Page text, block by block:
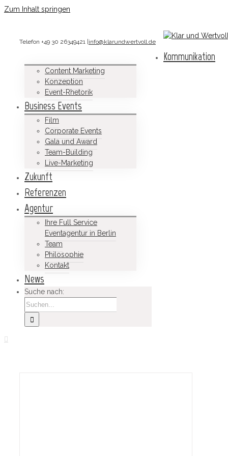
Zum Inhalt springen
Telefon +49 30 26349421 info@klarundwertvoll.de
Kommunikation
Content Marketing
Konzeption
Event-Rhetorik
Business Events
Film
Corporate Events
Gala und Award
Team-Building
Live-Marketing
Zukunft
Referenzen
Agentur
Ihre Full Service
Eventagentur in Berlin
Team
Philosophie
Kontakt
News
Suche nach: